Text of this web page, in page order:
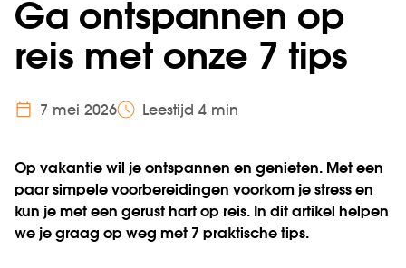
Ga ontspannen op
reis met onze 7 tips
7 mei 2026 Leestijd 4 min
Op vakantie wil je ontspannen en genieten. Met een
paar simpele voorbereidingen voorkom je stress en
kun je met een gerust hart op reis. In dit artikel helpen
we je graag op weg met 7 praktische tips.